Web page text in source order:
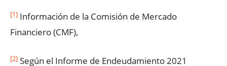
[1] Información de la Comisión de Mercado
Financiero (CMF),
[2] Según el Informe de Endeudamiento 2021